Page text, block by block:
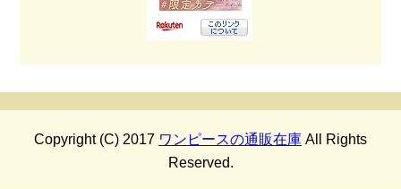
Copyright (C) 2017 ワンピースの通販在庫 All Rights
Reserved.